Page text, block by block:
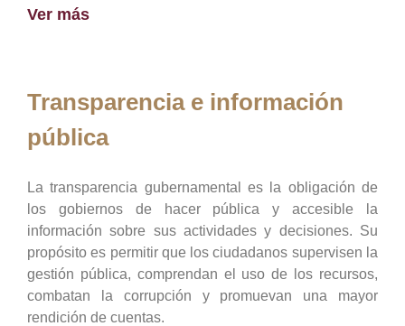
Ver más
Transparencia e información
pública
La transparencia gubernamental es la obligación de
los gobiernos de hacer pública y accesible la
información sobre sus actividades y decisiones. Su
propósito es permitir que los ciudadanos supervisen la
gestión pública, comprendan el uso de los recursos,
combatan la corrupción y promuevan una mayor
rendición de cuentas.